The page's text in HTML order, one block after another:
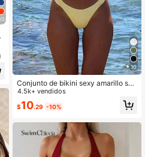
10
Conjunto de bikini sexy amarillo sóli
do para mujer con colgante de flor d
e metal, elegante y casual para pla
ya/resort, vacaciones de verano, Va
4.5k+ vendidos
$10.29 -10%